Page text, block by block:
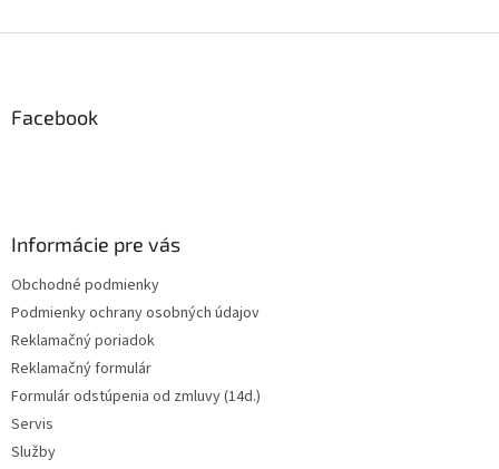
Facebook
Informácie pre vás
Obchodné podmienky
Podmienky ochrany osobných údajov
Reklamačný poriadok
Reklamačný formulár
Formulár odstúpenia od zmluvy (14d.)
Servis
Služby